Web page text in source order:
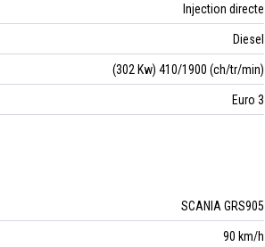
Injection directe
Diesel
(302 Kw) 410/1900 (ch/tr/min)
Euro 3
SCANIA GRS905
90 km/h